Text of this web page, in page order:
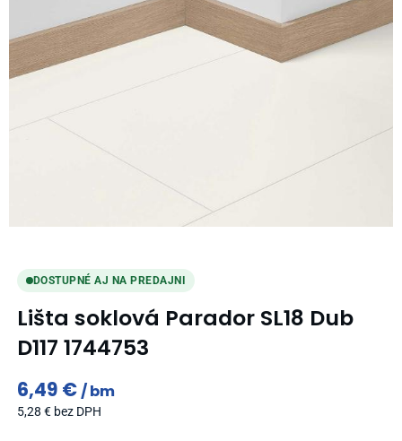
DOSTUPNÉ AJ NA PREDAJNI
Lišta soklová Parador SL18 Dub
D117 1744753
6,49 € bm
5,28 € bez DPH